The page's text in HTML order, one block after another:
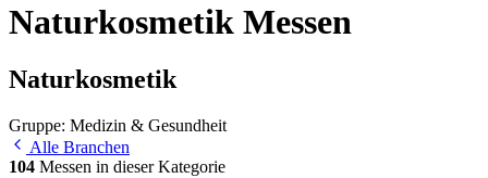
Naturkosmetik Messen
Naturkosmetik
Gruppe: Medizin & Gesundheit
Alle Branchen
104 Messen in dieser Kategorie